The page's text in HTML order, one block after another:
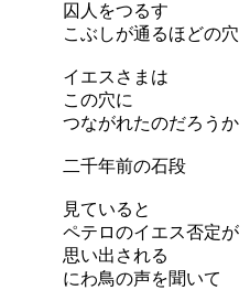
人をつるす
しが通るほどの穴
エスさまは
の穴に
がれたのだろうか
千年前の石段
ていると
ロのイエス否定が
い出される
鳥の声を聞いて